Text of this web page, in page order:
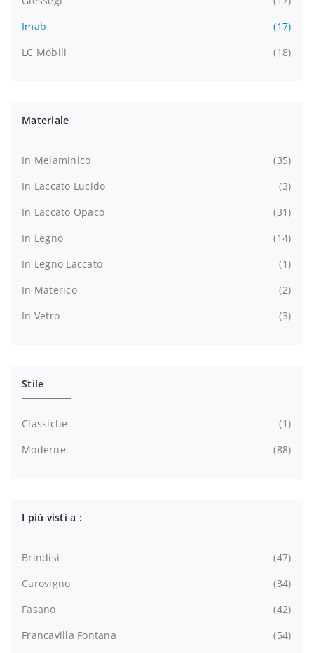
Imab
17
LC Mobili
18
Materiale
In Melaminico
35
In Laccato Lucido
3
In Laccato Opaco
31
In Legno
14
In Legno Laccato
1
In Materico
2
In Vetro
3
Stile
Classiche
1
Moderne
88
I più visti a :
Brindisi
47
Carovigno
34
Fasano
42
Francavilla Fontana
54